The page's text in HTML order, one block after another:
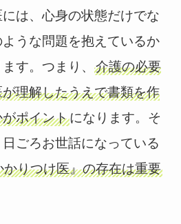
は、心身の状態だけでな
うな問題を抱えているか
す。つまり、 介護の必要
理解したうえで書類を作
ポイントになります。そ
ごろお世話になっている
かりつけ医』の存在は重要